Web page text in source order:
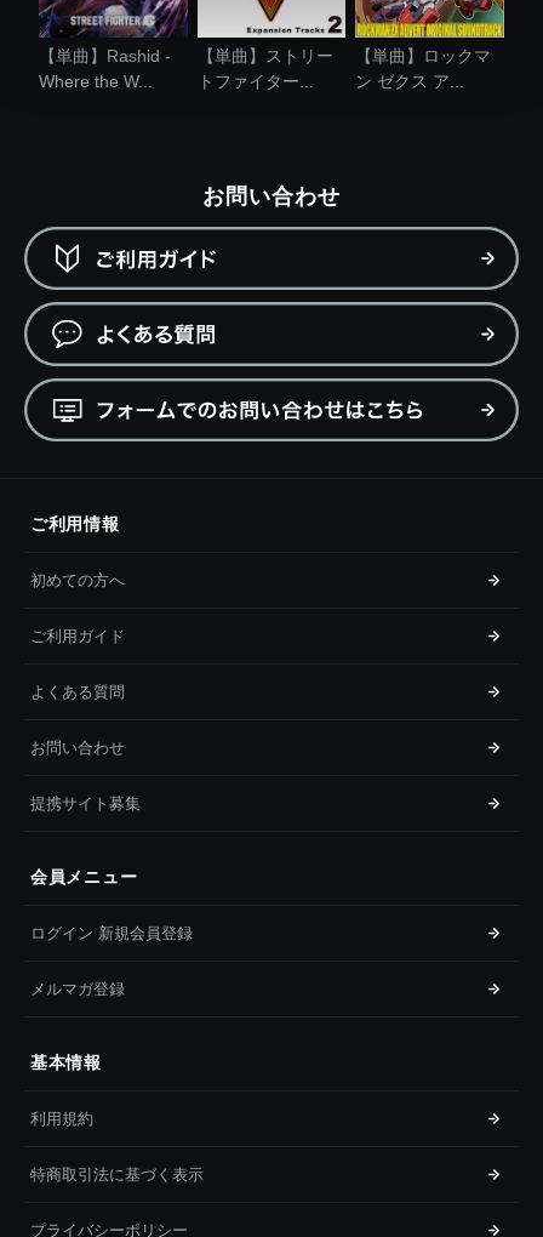
【単曲】Rashid -
Where the W...
【単曲】ストリー
トファイター...
【単曲】ロックマ
ン ゼクス ア...
お問い合わせ
ご利用情報
初めての方へ
ご利用ガイド
よくある質問
お問い合わせ
提携サイト募集
会員メニュー
ログイン 新規会員登録
メルマガ登録
基本情報
利用規約
特商取引法に基づく表示
プライバシーポリシー